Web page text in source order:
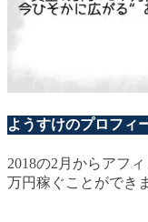
ようすけのプロフィ
2018の2月からアフ
万円稼ぐことができ